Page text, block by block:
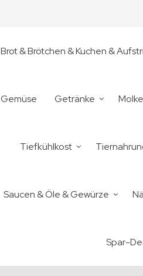
Brot & Brötchen & Kuchen &
Gemüse Getränke
Tiefkühlkost
Saucen & Öle & Gewürze
Spar-